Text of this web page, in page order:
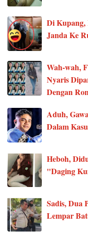
Di Kupang,
Janda Ke
Wah-wah,
Nyaris
Dengan
Aduh,
Dalam
Heboh,
"Daging
Sadis, Dua
Lempar